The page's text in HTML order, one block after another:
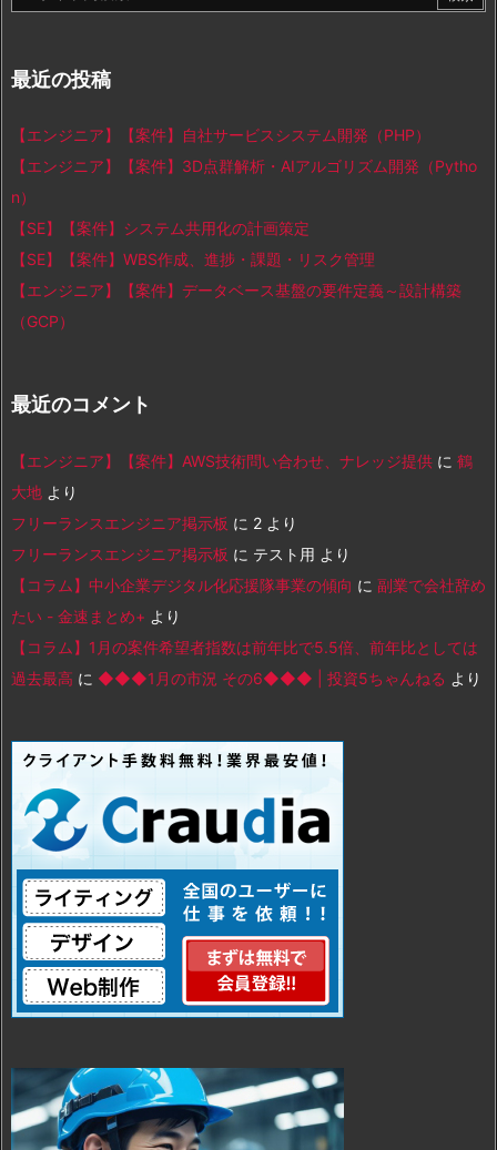
最近の投稿
【エンジニア】【案件】自社サービスシステム開発（PHP）
【エンジニア】【案件】3D点群解析・AIアルゴリズム開発（Pytho
n）
【SE】【案件】システム共用化の計画策定
【SE】【案件】WBS作成、進捗・課題・リスク管理
【エンジニア】【案件】データベース基盤の要件定義～設計構築
（GCP）
最近のコメント
【エンジニア】【案件】AWS技術問い合わせ、ナレッジ提供 に 鶴
大地 より
フリーランスエンジニア掲示板 に 2 より
フリーランスエンジニア掲示板 に テスト用 より
【コラム】中小企業デジタル化応援隊事業の傾向 に 副業で会社辞め
たい - 金速まとめ+ より
【コラム】1月の案件希望者指数は前年比で5.5倍、前年比としては
過去最高 に ◆◆◆1月の市況 その6◆◆◆ | 投資5ちゃんねる より